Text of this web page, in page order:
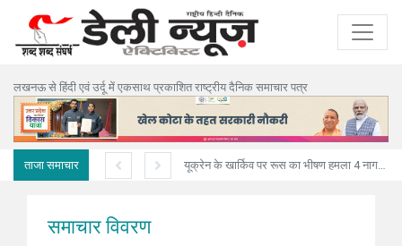
लखनऊ से हिंदी एवं उर्दू में एकसाथ प्रकाशित राष्ट्रीय दैनिक समाचार पत्र
ताजा समाचार यूक्रेन के खार्किव पर रूस का भीषण हमला 4 नागरिकों की मौत, 10 घायल
समाचार विवरण